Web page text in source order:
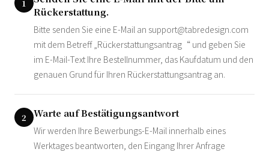
1
Rückerstattung.
Bitte senden Sie eine E-Mail an support@tabredesign.com
mit dem Betreff „Rückerstattungsantrag“ und geben Sie
im E-Mail-Text Ihre Bestellnummer, das Kaufdatum und den
genauen Grund für Ihren Rückerstattungsantrag an.
2 Warte auf Bestätigungsantwort
Wir werden Ihre Bewerbungs-E-Mail innerhalb eines
Werktages beantworten, den Eingang Ihrer Anfrage